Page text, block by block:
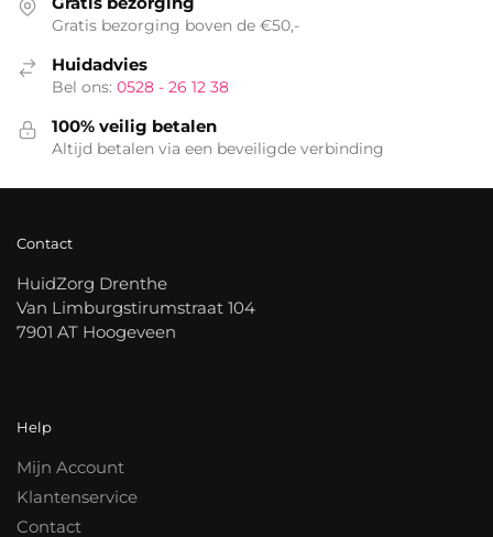
Gratis bezorging boven de €50,-
Huidadvies
Bel ons: 0528 - 26 12 38
100% veilig betalen
Altijd betalen via een beveiligde verbinding
Contact
HuidZorg Drenthe
Van Limburgstirumstraat 104
7901 AT Hoogeveen
Help
Mijn Account
Klantenservice
Contact